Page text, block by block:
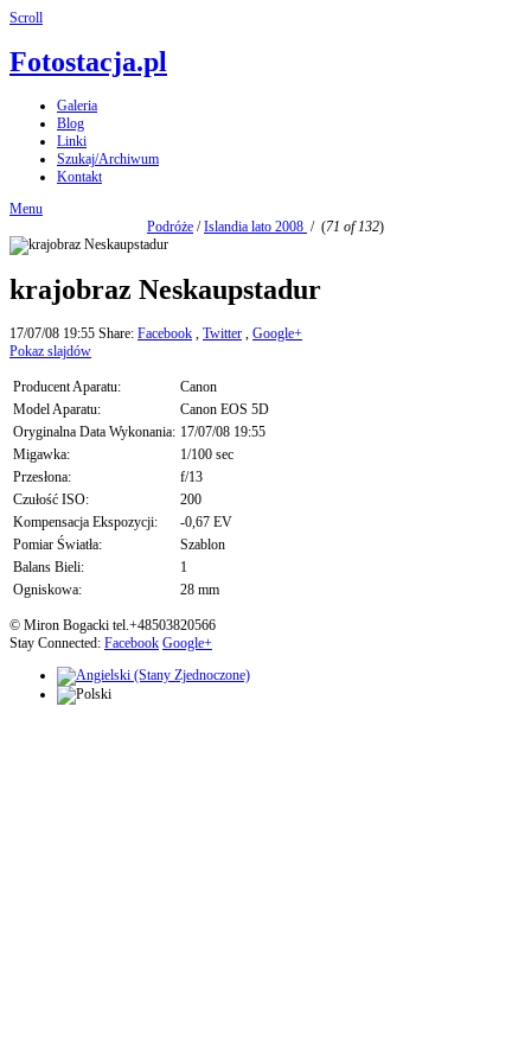
Scroll
Fotostacja.pl
Galeria
Blog
Linki
Szukaj/Archiwum
Kontakt
Menu
Podróże /Islandia lato 2008 / (71 of 132)
krajobraz Neskaupstadur
17/07/08 19:55 Share: Facebook , Twitter , Google+
Pokaz slajdów
Producent Aparatu:
Canon
Model Aparatu:
Canon EOS 5D
Oryginalna Data Wykonania: 17/07/08 19:55
Migawka:
1/100 sec
Przesłona:
f/13
Czułość ISO:
200
Kompensacja Ekspozycji:
-0,67 EV
Pomiar Światła:
Szablon
Balans Bieli:
1
Ogniskowa:
28 mm
© Miron Bogacki tel.+48503820566
Stay Connected: Facebook Google+